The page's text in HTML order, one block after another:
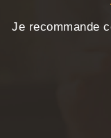
Je recommande